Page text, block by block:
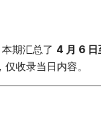
期汇总了 4 月 6 日
收录当日内容。